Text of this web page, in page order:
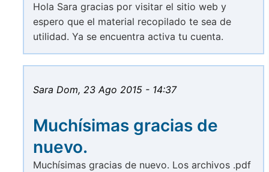
Hola Sara gracias por visitar el sitio web y
espero que el material recopilado te sea de
utilidad. Ya se encuentra activa tu cuenta.
Sara Dom, 23 Ago 2015 - 14:37
Muchísimas gracias de
nuevo.
Muchísimas gracias de nuevo. Los archivos .pdf